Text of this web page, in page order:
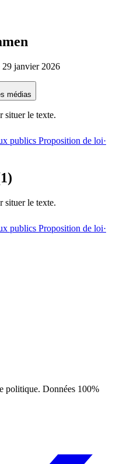
29 janvier 2026
médias
situer le texte.
publics Proposition de loi·
1)
situer le texte.
publics Proposition de loi·
politique. Données 100%